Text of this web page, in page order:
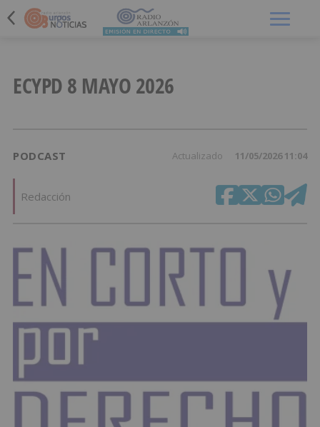
ECYPD 8 MAYO 2026
PODCAST Actualizado 11/05/2026 11:04
Redacción